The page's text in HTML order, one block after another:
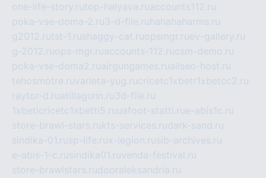
one-life-story.rutop-halyava.ruaccounts112.ru
poka-vse-doma-2.ru3-d-file.ru hahahaharms.ru
g2012.rutst-1.rushaggy-cat.ruopsmgr.ruev-gallery.ru
g-2012.ruops-mgr.ruaccounts-112.rucsm-demo.ru
poka-vse-doma2.ruairgungames.ruallseo-host.ru
tehosmotre.ruvarieta-yug.rucricetc1xbetr1xbetcc2.ru
raytor-d.ruatillagunn.ru3d-file.ru
1xbeticricetc1xbetti5.ruuafoot-statti.rue-abis1c.ru
store-brawl-stars.rukts-services.rudark-sand.ru
sindika-01.rusp-life.rux-legion.rusib-archives.ru
e-abis-1-c.rusindika01.ruvenda-festival.ru
store-brawlstars.rudooraleksandria.ru